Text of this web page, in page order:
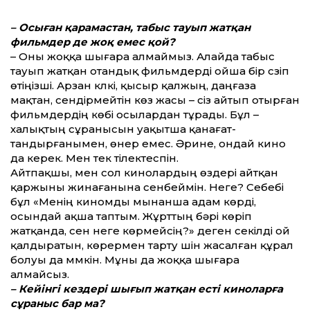
– Осыған қарамастан, табыс тауып жатқан
фильмдер де жоқ емес қой?
– Оны жоққа шығара алмаймыз. Алайда табыс
тауып жатқан отандық фильмдерді ойша бір сүзіп
өтіңізші. Арзан күлкі, қысыр қалжың, даңғаза
мақтан, сендірмейтін көз жасы – сіз айтып отырған
фильмдердің көбі осылардан тұрады. Бұл –
халықтың сұранысын уақытша қанағат­
тандырғанымен, өнер емес. Әрине, ондай кино
да керек. Мен тек тілектеспін.
Айтпақшы, мен сол кинолардың өздері айтқан
қаржыны жинағанына сенбеймін. Неге? Себебі
бұл «Менің киномды мынанша адам көрді,
осындай ақша таптым. Жұрт­тың бәрі көріп
жатқанда, сен неге көрмейсің?» деген секілді ой
қалдыратын, көрермен тарту үшін жасалған құрал
болуы да мүмкін. Мұны да жоққа шығара
алмайсыз.
– Кейінгі кездері шығып жатқан есті киноларға
сұраныс бар ма?